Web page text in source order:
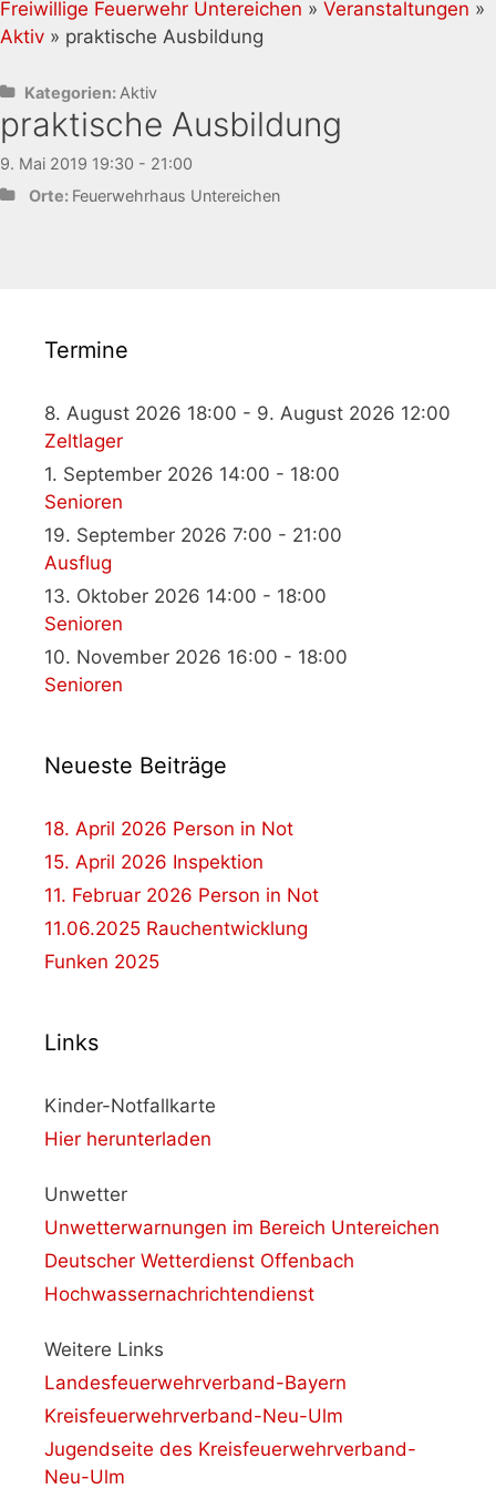
Freiwillige Feuerwehr Untereichen » Veranstaltungen »
Aktiv » praktische Ausbildung
Kategorien: Aktiv
praktische Ausbildung
9. Mai 2019 19:30 - 21:00
Orte: Feuerwehrhaus Untereichen
Termine
8. August 2026 18:00 - 9. August 2026 12:00
Zeltlager
1. September 2026 14:00 - 18:00
Senioren
19. September 2026 7:00 - 21:00
Ausflug
13. Oktober 2026 14:00 - 18:00
Senioren
10. November 2026 16:00 - 18:00
Senioren
Neueste Beiträge
18. April 2026 Person in Not
15. April 2026 Inspektion
11. Februar 2026 Person in Not
11.06.2025 Rauchentwicklung
Funken 2025
Links
Kinder-Notfallkarte
Hier herunterladen
Unwetter
Unwetterwarnungen im Bereich Untereichen
Deutscher Wetterdienst Offenbach
Hochwassernachrichtendienst
Weitere Links
Landesfeuerwehrverband-Bayern
Kreisfeuerwehrverband-Neu-Ulm
Jugendseite des Kreisfeuerwehrverband-
Neu-Ulm